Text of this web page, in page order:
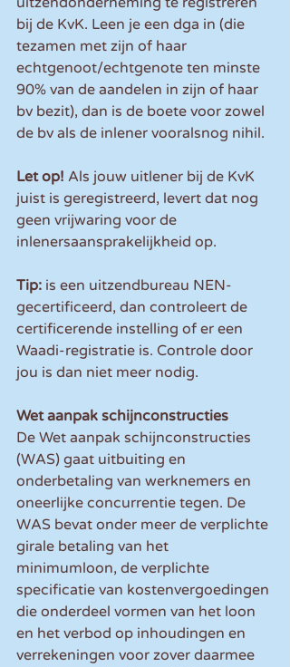
bij de KvK. Leen je een dga in (die
tezamen met zijn of haar
echtgenoot/echtgenote ten minste
90% van de aandelen in zijn of haar
bv bezit), dan is de boete voor zowel
de bv als de inlener vooralsnog nihil.
Let op! Als jouw uitlener bij de KvK
juist is geregistreerd, levert dat nog
geen vrijwaring voor de
inlenersaansprakelijkheid op.
Tip: is een uitzendbureau NEN-
gecertificeerd, dan controleert de
certificerende instelling of er een
Waadi-registratie is. Controle door
jou is dan niet meer nodig.
Wet aanpak schijnconstructies
De Wet aanpak schijnconstructies
(WAS) gaat uitbuiting en
onderbetaling van werknemers en
oneerlijke concurrentie tegen. De
WAS bevat onder meer de verplichte
girale betaling van het
minimumloon, de verplichte
specificatie van kostenvergoedingen
die onderdeel vormen van het loon
en het verbod op inhoudingen en
verrekeningen voor zover daarmee